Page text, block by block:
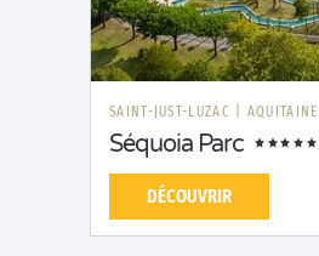
SAINT-JUST-LUZAC AQUITAINE
Séquoia Parc
DÉCOUVRIR